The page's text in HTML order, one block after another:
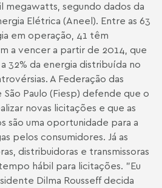
megawatts, segundo dados da
Elétrica (Aneel). Entre as 63
em operação, 41 têm
a vencer a partir de 2014, que
32% da energia distribuída no
A Federação das
Paulo (Fiesp) defende que o
novas licitações e que as
são uma oportunidade para a
pelos consumidores. Já as
distribuidoras e transmissoras
hábil para licitações. "Eu
Dilma Rousseff decida